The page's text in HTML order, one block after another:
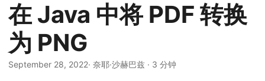
在 Java 中将 PDF 转换
为 PNG
September 28, 2022· 奈耶·沙赫巴兹 · 3 分钟